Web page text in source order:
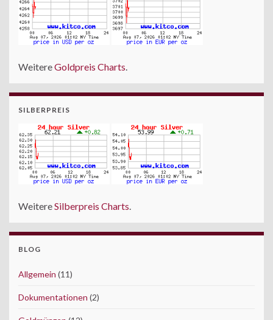
WeitereGoldpreis Charts.
SILBERPREIS
WeitereSilberpreis Charts.
BLOG
Allgemein (11)
Dokumentationen (2)